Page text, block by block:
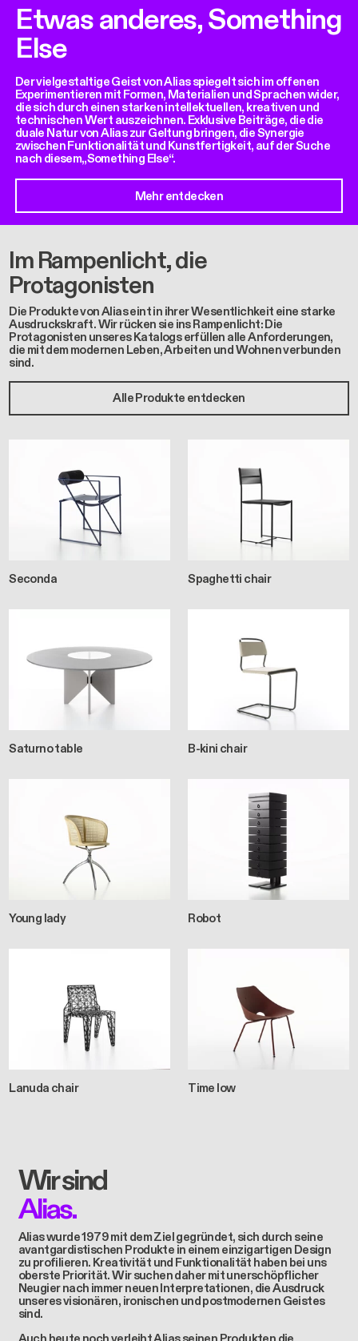
Etwas anderes, Something
Else
Der vielgestaltige Geist von Alias spiegelt sich im offenen
Experimentieren mit Formen, Materialien und Sprachen wider,
die sich durch einen starken intellektuellen, kreativen und
technischen Wert auszeichnen. Exklusive Beiträge, die die
duale Natur von Alias zur Geltung bringen, die Synergie
zwischen Funktionalität und Kunstfertigkeit, auf der Suche
nach diesem„Something Else“.
Mehr entdecken
Im Rampenlicht, die
Protagonisten
Die Produkte von Alias eint in ihrer Wesentlichkeit eine starke
Ausdruckskraft. Wir rücken sie ins Rampenlicht: Die
Protagonisten unseres Katalogs erfüllen alle Anforderungen,
die mit dem modernen Leben, Arbeiten und Wohnen verbunden
sind.
Alle Produkte entdecken
Seconda Spaghetti chair
Saturno table B-kini chair
Young lady Robot
Lanuda chair Time low
Wir sind
Alias.
Alias wurde 1979 mit dem Ziel gegründet, sich durch seine
avantgardistischen Produkte in einem einzigartigen Design
zu profilieren. Kreativität und Funktionalität haben bei uns
oberste Priorität. Wir suchen daher mit unerschöpflicher
Neugier nach immer neuen Interpretationen, die Ausdruck
unseres visionären, ironischen und postmodernen Geistes
sind.